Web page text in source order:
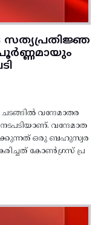
സത്യപ്രതിജ്ഞ
വന്ദേമാതര
വന്ദേമാത
ഒരു ബഹുസ്വര
കോണ്‍ഗ്രസ്‌ പ്ര